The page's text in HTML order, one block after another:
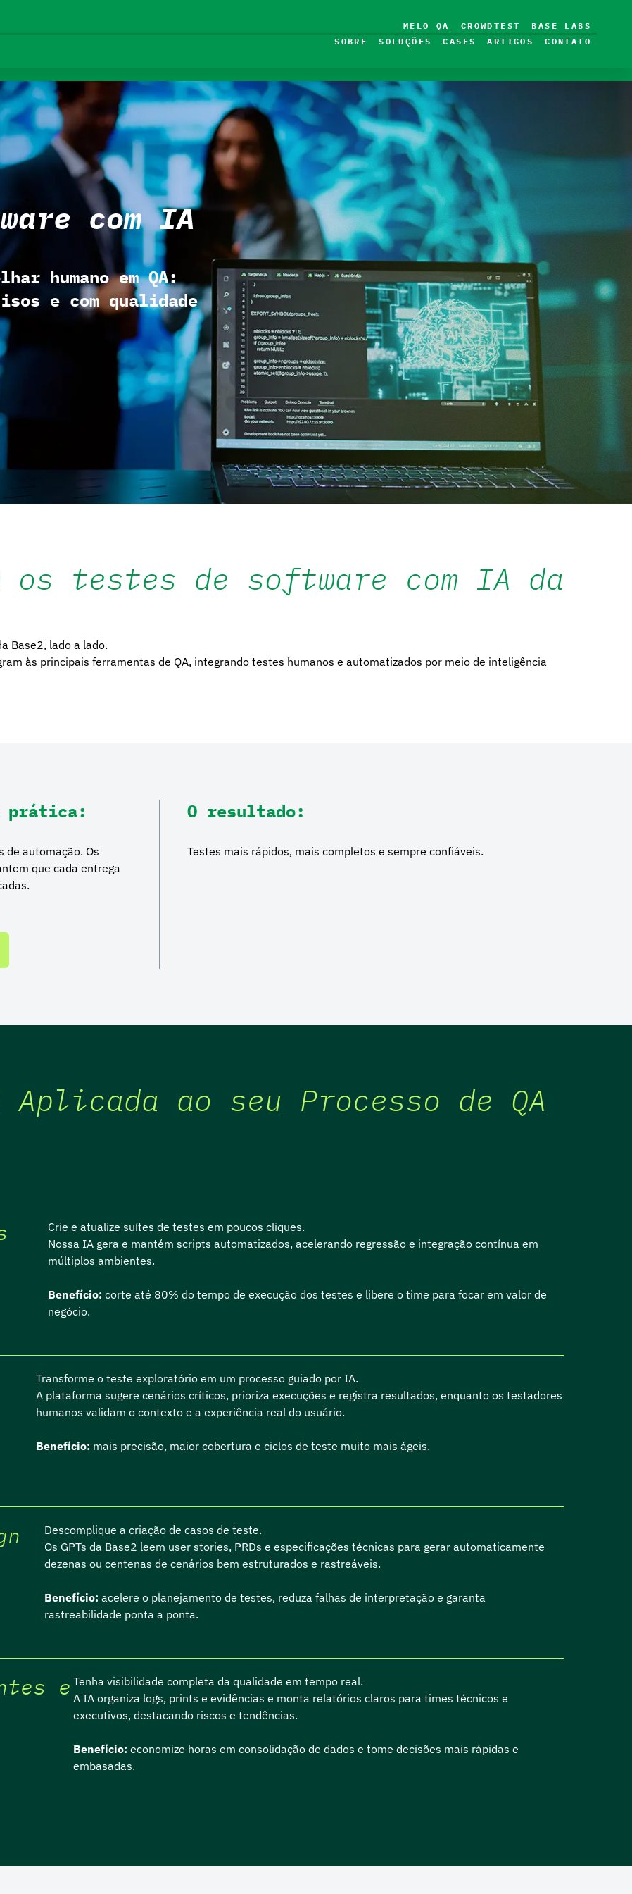
MELO QA CROWDTEST
BASE LABS
SOBRE
SOLUÇÕES CASES ARTIGOS CONTATO
com IA
humano em QA:
e com qualidade
os testes de software com IA da
Base2, lado a lado.
às principais ferramentas de QA, integrando testes humanos e automatizados por meio de inteligência
prática:
de automação. Os
que cada entrega
O resultado:
Testes mais rápidos, mais completos e sempre confiáveis.
ao seu Processo de QA
Crie e atualize suítes de testes em poucos cliques.
Nossa IA gera e mantém scripts automatizados, acelerando regressão e integração contínua em
múltiplos ambientes.
Benefício: corte até 80% do tempo de execução dos testes e libere o time para focar em valor de
negócio.
Transforme o teste exploratório em um processo guiado por IA.
A plataforma sugere cenários críticos, prioriza execuções e registra resultados, enquanto os testadores
humanos validam o contexto e a experiência real do usuário.
Benefício: mais precisão, maior cobertura e ciclos de teste muito mais ágeis.
Descomplique a criação de casos de teste.
Os GPTs da Base2 leem user stories, PRDs e especificações técnicas para gerar automaticamente
dezenas ou centenas de cenários bem estruturados e rastreáveis.
Benefício: acelere o planejamento de testes, reduza falhas de interpretação e garanta
rastreabilidade ponta a ponta.
e Tenha visibilidade completa da qualidade em tempo real.
A IA organiza logs, prints e evidências e monta relatórios claros para times técnicos e
executivos, destacando riscos e tendências.
Benefício: economize horas em consolidação de dados e tome decisões mais rápidas e
embasadas.